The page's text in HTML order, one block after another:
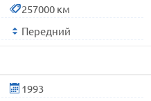
257000 км
Передний
1993